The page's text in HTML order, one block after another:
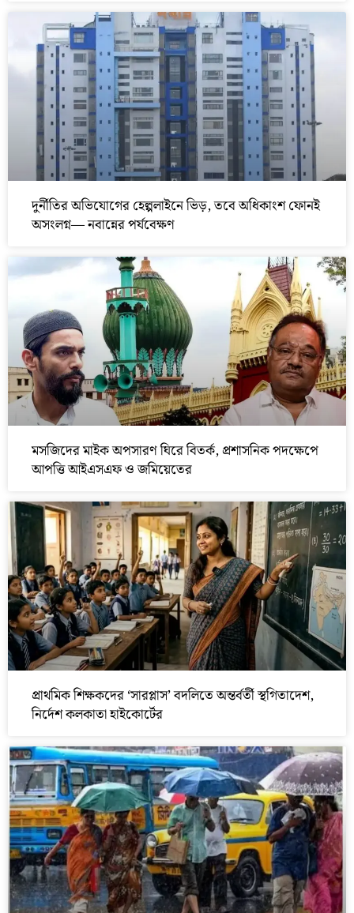
দুর্নীতির অভিযোগের হেল্পলাইনে ভিড়, তবে অধিকাংশ ফোনই
অসংলগ্ন— নবান্নের পর্যবেক্ষণ
মসজিদের মাইক অপসারণ ঘিরে বিতর্ক, প্রশাসনিক পদক্ষেপে
আপত্তি আইএসএফ ও জমিয়েতের
প্রাথমিক শিক্ষকদের ‘সারপ্লাস’ বদলিতে অন্তর্বর্তী স্থগিতাদেশ,
নির্দেশ কলকাতা হাইকোর্টের